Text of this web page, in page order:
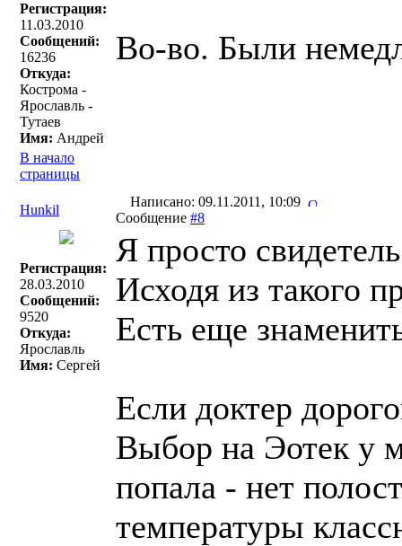
Регистрация:
11.03.2010
Сообщений:
16236
Откуда:
Кострома -
Ярославль -
Тутаев
Имя: Андрей
Во-во. Были
В начало
страницы
Hunkil
Написано: 09.11.2011, 10:09
Сообщение #8
Регистрация:
28.03.2010
Сообщений:
9520
Откуда:
Ярославль
Имя: Сергей
Я просто
Исходя из такого
Есть еще
Если доктер
Выбор на Эотек у
попала - нет
температуры